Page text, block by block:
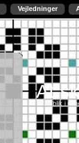
Vejledninger
At
Et indblik i